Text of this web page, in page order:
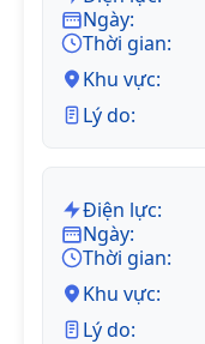
Ngày:
Thời gian:
Khu vực:
Lý do:
Điện lực:
Ngày:
Thời gian:
Khu vực:
Lý do: